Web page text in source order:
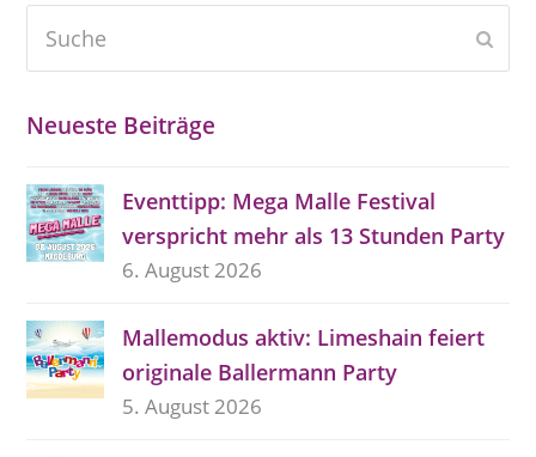
Neueste Beiträge
Eventtipp: Mega Malle Festival
verspricht mehr als 13 Stunden Party
6. August 2026
Mallemodus aktiv: Limeshain feiert
originale Ballermann Party
5. August 2026